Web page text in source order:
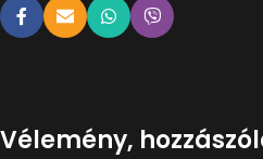
Vélemény,